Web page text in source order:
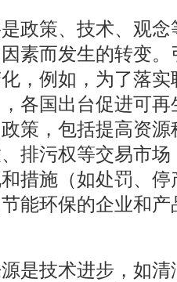
政策、技术、观
素而发生的转变
，例如，为了落
各国出台促进可
策，包括提高资
排污权等交易市
措施（如处罚、
能环保的企业和
是技术进步，如